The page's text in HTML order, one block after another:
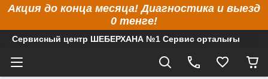
Акция до конца месяца! Диагностика и выезд
0 тенге!
Сервисный центр ШЕБЕРХАНА №1 Сервис орталығы